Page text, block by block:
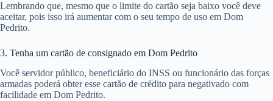
Lembrando que, mesmo que o limite do cartão seja baixo você deve
aceitar, pois isso irá aumentar com o seu tempo de uso em Dom
Pedrito.
3. Tenha um cartão de consignado em Dom Pedrito
Você servidor público, beneficiário do INSS ou funcionário das forças
armadas poderá obter esse cartão de crédito para negativado com
facilidade em Dom Pedrito.